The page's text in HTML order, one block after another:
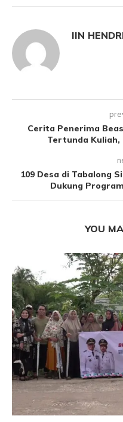
IIN
Cerita Penerima
Tertunda Kuliah,
109 Desa di Tabalong
Dukung
YOU